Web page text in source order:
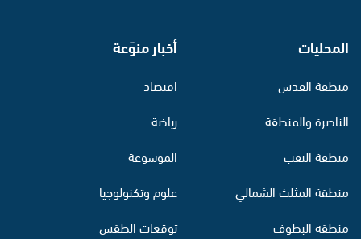
المحليات
منطقة القدس
الناصرة والمنطقة
منطقة النقب
منطقة المثلث الشمالي
منطقة البطوف
أخبار منوّعة
اقتصاد
رياضة
الموسوعة
علوم وتكنولوجيا
توقعات الطقس